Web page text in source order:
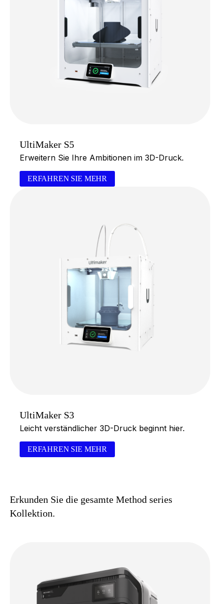
UltiMaker S5
Erweitern Sie Ihre Ambitionen im 3D-Druck.
ERFAHREN SIE MEHR
UltiMaker S3
Leicht verständlicher 3D-Druck beginnt hier.
ERFAHREN SIE MEHR
Erkunden Sie die gesamte Method series
Kollektion.